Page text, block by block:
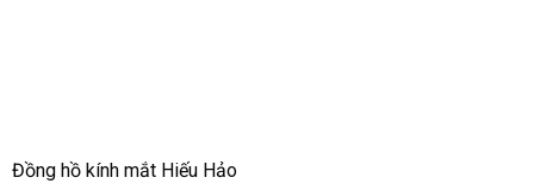
Đồng hồ kính mắt Hiếu Hảo